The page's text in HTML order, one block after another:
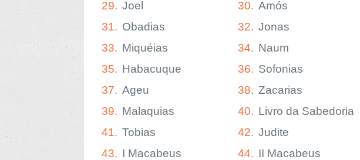
29. Joel 30. Amós
31. Obadias 32. Jonas
33. Miquéias 34. Naum
35. Habacuque 36. Sofonias
37. Ageu 38. Zacarias
39. Malaquias 40. Livro da Sabedoria
41. Tobias 42. Judite
43. I Macabeus 44. II Macabeus